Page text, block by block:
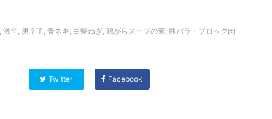
, 激辛, 唐辛子, 青ネギ, 白髪ねぎ, 鶏がらスープの素, 豚バラ・ブロック肉
Twitter Facebook